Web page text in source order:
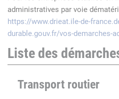
administratives par voie
https://www.drieat.ile-de-
durable.gouv.fr/vos-demarches-
Liste des
Transport routier